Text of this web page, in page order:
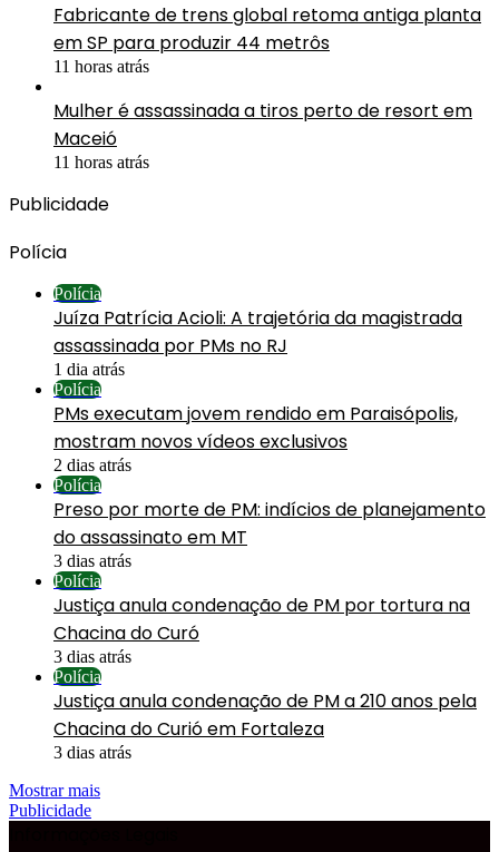
Fabricante de trens global retoma antiga planta
em SP para produzir 44 metrôs
11 horas atrás
Mulher é assassinada a tiros perto de resort em
Maceió
11 horas atrás
Publicidade
Polícia
Polícia
Juíza Patrícia Acioli: A trajetória da magistrada
assassinada por PMs no RJ
1 dia atrás
Polícia
PMs executam jovem rendido em Paraisópolis,
mostram novos vídeos exclusivos
2 dias atrás
Polícia
Preso por morte de PM: indícios de planejamento
do assassinato em MT
3 dias atrás
Polícia
Justiça anula condenação de PM por tortura na
Chacina do Curó
3 dias atrás
Polícia
Justiça anula condenação de PM a 210 anos pela
Chacina do Curió em Fortaleza
3 dias atrás
Mostrar mais
Publicidade